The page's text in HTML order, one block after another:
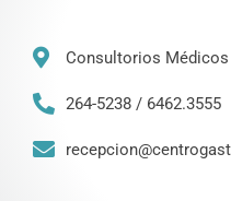
Consultorios
264-5238 / 6462.3555